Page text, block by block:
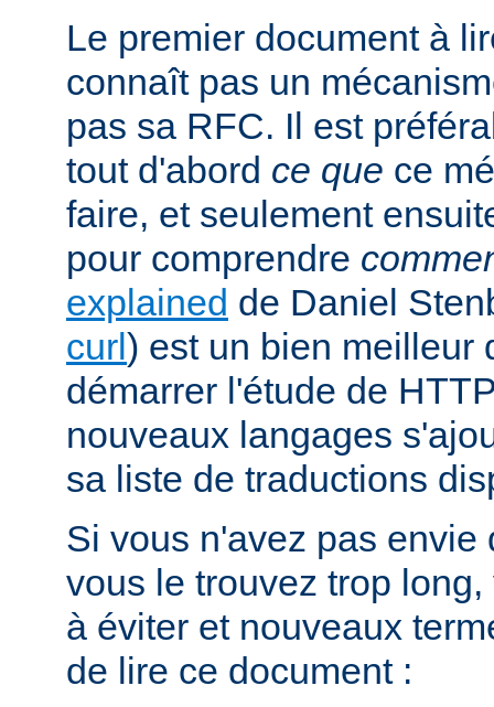
Le premier document à
connaît pas un
pas sa RFC. Il est
tout d'abord ce que ce
faire, et seulement
pour comprendre
explained de Daniel
curl) est un bien meilleur
démarrer l'étude de
nouveaux langages
sa liste de traductions
Si vous n'avez pas envie
vous le trouvez trop
à éviter et nouveaux
de lire ce document :